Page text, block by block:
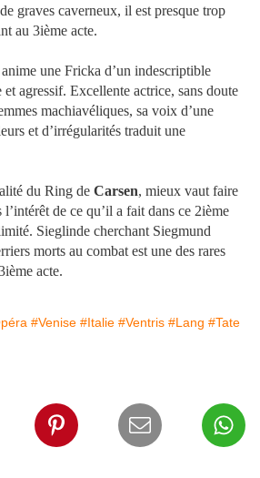
graves caverneux, il est presque trop
au 3ième acte.
anime une Fricka d’un indescriptible
agressif. Excellente actrice, sans doute
machiavéliques, sa voix d’une
et d’irrégularités traduit une
du Ring de Carsen, mieux vaut faire
de ce qu’il a fait dans ce 2ième
Sieglinde cherchant Siegmund
morts au combat est une des rares
acte.
#Venise #Italie #Ventris #Lang #Tate